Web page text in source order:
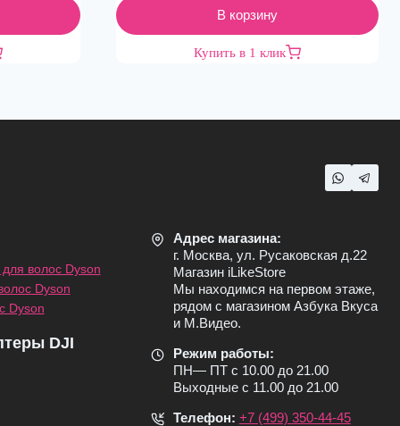
В корзину
Купить в 1 клик
волос Dyson
Dyson
Dyson
DJI
Адрес магазина:
г. Москва, ул. Русаковская д.22
Магазин iLikeStore
Мы находимся на первом этаже,
рядом с магазином Азбука Вкуса
и М.Видео.
Режим работы:
ПН— ПТ с 10.00 до 21.00
Выходные с 11.00 до 21.00
Телефон: +7 (499) 350-44-45